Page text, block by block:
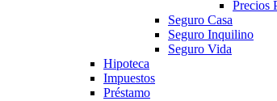
Precios
Seguro Casa
Seguro Inquilino
Seguro Vida
Hipoteca
Impuestos
Préstamo